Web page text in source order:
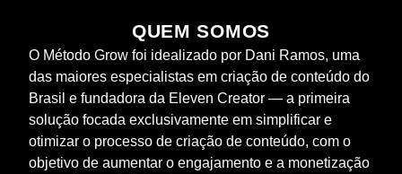
QUEM SOMOS
O Método Grow foi idealizado por Dani Ramos, uma
das maiores especialistas em criação de conteúdo do
Brasil e fundadora da Eleven Creator — a primeira
solução focada exclusivamente em simplificar e
otimizar o processo de criação de conteúdo, com o
objetivo de aumentar o engajamento e a monetização